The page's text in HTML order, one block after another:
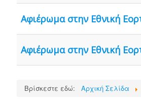
Αφιέρωμα στην Εθνική
Αφιέρωμα στην Εθνική
Βρίσκεστε εδώ: Αρχική Σελίδα